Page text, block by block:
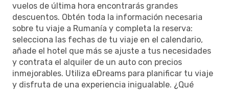
vuelos de última hora encontrarás grandes
descuentos. Obtén toda la información necesaria
sobre tu viaje a Rumanía y completa la reserva:
selecciona las fechas de tu viaje en el calendario,
añade el hotel que más se ajuste a tus necesidades
y contrata el alquiler de un auto con precios
inmejorables. Utiliza eDreams para planificar tu viaje
y disfruta de una experiencia inigualable. ¿Qué